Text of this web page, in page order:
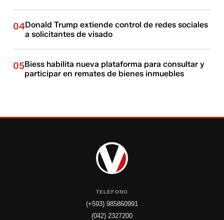
04Donald Trump extiende control de redes sociales
a solicitantes de visado
05Biess habilita nueva plataforma para consultar y
participar en remates de bienes inmuebles
TELÉFONO
(+593) 985860991
(042) 2327200